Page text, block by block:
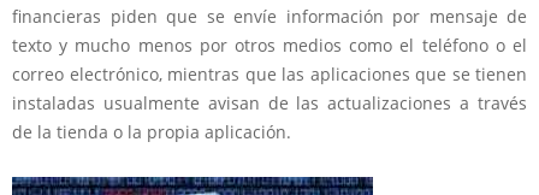
financieras piden que se envíe información por mensaje de
texto y mucho menos por otros medios como el teléfono o el
correo electrónico, mientras que las aplicaciones que se tienen
instaladas usualmente avisan de las actualizaciones a través
de la tienda o la propia aplicación.